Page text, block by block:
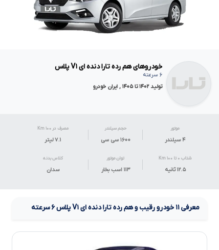
خودروهای هم رده تارا دنده ای V۱ پلاس
۶ سرعته
تولید ۱۴۰۲ تا ۱۴۰۵ , ایران خودرو
موتور
۴ سیلندر
حجم سیلندر
۱۶۰۰ سی سی
مصرف در ۱۰۰ Km
۷.۱لیتر
شتاب ۰ تا ۱۰۰ Km
۱۲.۵ ثانیه
توان موتور
۱۱۳ اسب بخار
کلاس بدنه
سدان
معرفی۱۱ خودرو رقیب و هم ردهتارا دنده ایV۱پلاس۶سرعته